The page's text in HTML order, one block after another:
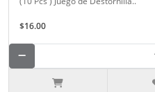
$16.00